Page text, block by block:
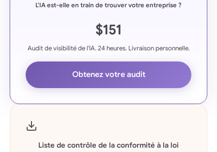
L'IA est-elle en train de trouver votre entreprise ?
$151
Audit de visibilité de l'IA. 24 heures. Livraison personnelle.
Obtenez votre audit
Liste de contrôle de la conformité à la loi